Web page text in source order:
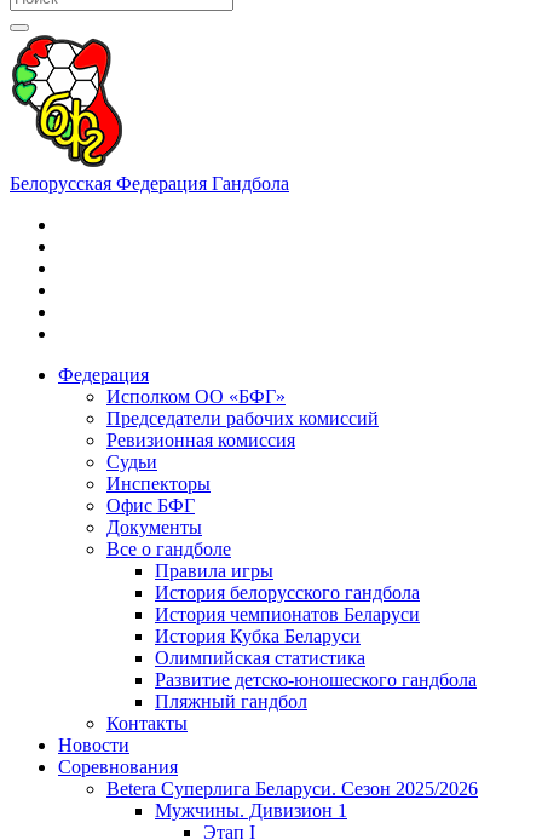
Белорусская Федерация Гандбола
Федерация
Исполком ОО «БФГ»
Председатели рабочих комиссий
Ревизионная комиссия
Судьи
Инспекторы
Офис БФГ
Документы
Все о гандболе
Правила игры
История белорусского гандбола
История чемпионатов Беларуси
История Кубка Беларуси
Олимпийская статистика
Развитие детско-юношеского гандбола
Пляжный гандбол
Контакты
Новости
Соревнования
Betera Суперлига Беларуси. Сезон 2025/2026
Мужчины. Дивизион 1
Этап I